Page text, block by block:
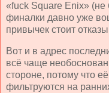
«fuck Square Enix» (не
финалки давно уже
привычек стоит
Вот и в адрес
всё чаще
стороне, потому что
фильтруются на